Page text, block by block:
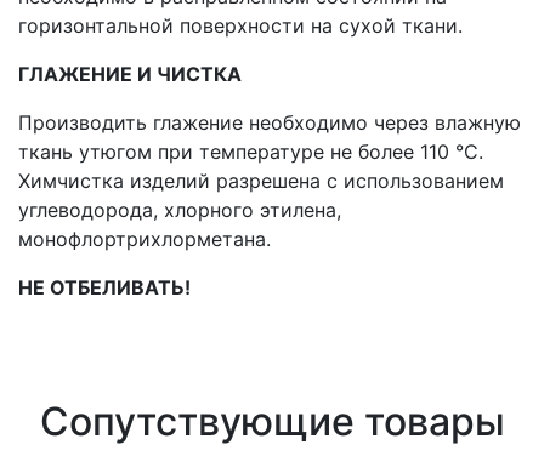
горизонтальной поверхности на сухой ткани.
ГЛАЖЕНИЕ И ЧИСТКА
Производить глажение необходимо через влажную
ткань утюгом при температуре не более 110 °С.
Химчистка изделий разрешена с использованием
углеводорода, хлорного этилена,
монофлортрихлорметана.
НЕ ОТБЕЛИВАТЬ!
Сопутствующие товары